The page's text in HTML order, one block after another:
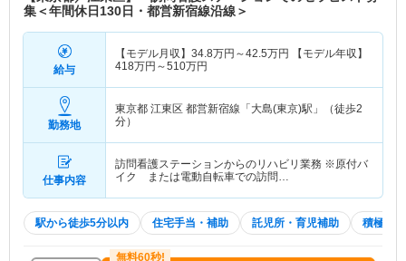
集＜年間休日130日・都営新宿線沿線＞
給与
【モデル月収】 34.8万円～42.5万円
【モデル年収】
418万円～510万円
勤務地
東京都 江東区 都営新宿線「大島(東京)駅」（徒歩2
分）
仕事内容
訪問看護ステーションからのリハビリ業務 ※原付バ
イク または電動自転車での訪問…
駅から徒歩5分以内 住宅手当・補助 託児所・育児補助 積極採